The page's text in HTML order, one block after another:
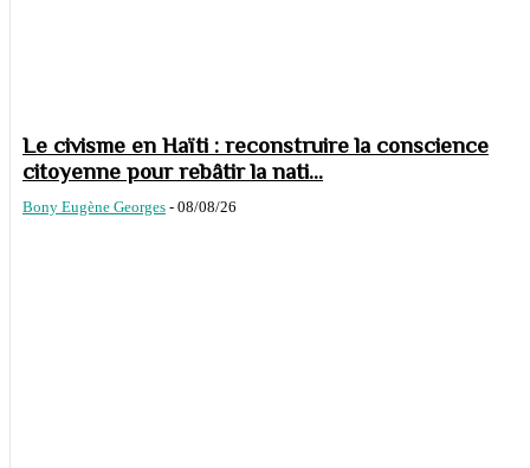
Le civisme en Haïti : reconstruire la conscience
citoyenne pour rebâtir la nati...
Bony Eugène Georges - 08/08/26